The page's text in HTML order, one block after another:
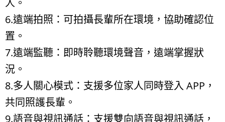
人。
6.遠端拍照：可拍攝長輩所在環境，協助確認位
置。
7.遠端監聽：即時聆聽環境聲音，遠端掌握狀
況。
8.多人關心模式：支援多位家人同時登入 APP，
共同照護長輩。
9.語音與視訊通話：支援雙向語音與視訊通話，